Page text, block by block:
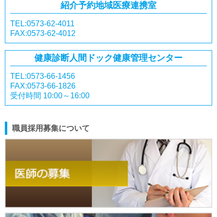
紹介予約地域医療連携室
TEL:0573-62-4011
FAX:0573-62-4012
健康診断人間ドック健康管理センター
TEL:0573-66-1456
FAX:0573-66-1826
受付時間 10:00～16:00
職員採用募集について